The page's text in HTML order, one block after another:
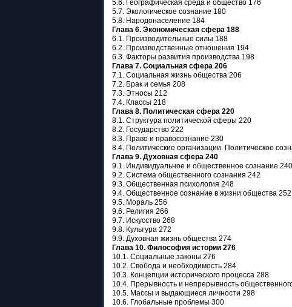
5.6. Географическая среда и общество 176
5.7. Экологическое сознание 180
5.8. Народонаселение 184
Глава 6. Экономическая сфера 188
6.1. Производительные силы 188
6.2. Производственные отношения 194
6.3. Факторы развития производства 198
Глава 7. Социальная сфера 206
7.1. Социальная жизнь общества 206
7.2. Брак и семья 208
7.3. Этносы 212
7.4. Классы 218
Глава 8. Политическая сфера 220
8.1. Структура политической сферы 220
8.2. Государство 222
8.3. Право и правосознание 230
8.4. Политические организации. Политическое
Глава 9. Духовная сфера 240
9.1. Индивидуальное и общественное сознание 240
9.2. Система общественного сознания 242
9.3. Общественная психология 248
9.4. Общественное сознание в жизни общества 252
9.5. Мораль 256
9.6. Религия 266
9.7. Искусство 268
9.8. Культура 272
9.9. Духовная жизнь общества 274
Глава 10. Философия истории 276
10.1. Социальные законы 276
10.2. Свобода и необходимость 284
10.3. Концепции исторического процесса 288
10.4. Прерывность и непрерывность
10.5. Массы и выдающиеся личности 298
10.6. Глобальные проблемы 300